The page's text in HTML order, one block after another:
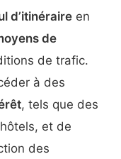
d’itinéraire en
de
de trafic.
à des
, tels que des
et de
des